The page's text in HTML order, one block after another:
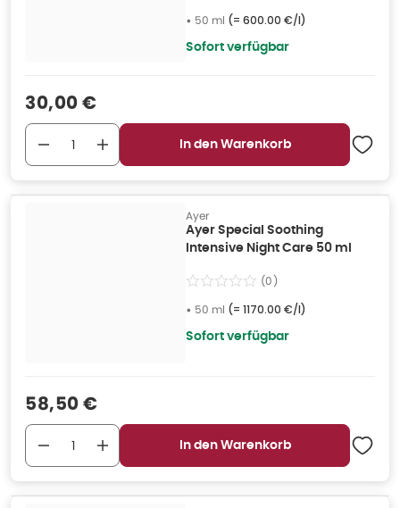
• 50 ml (= 600.00 €/l)
Sofort verfügbar
Verkaufspreis
30,00 €
In den Warenkorb
Ayer
Ayer Special Soothing
Intensive Night Care 50 ml
(0)
• 50 ml (= 1170.00 €/l)
Sofort verfügbar
Verkaufspreis
58,50 €
In den Warenkorb